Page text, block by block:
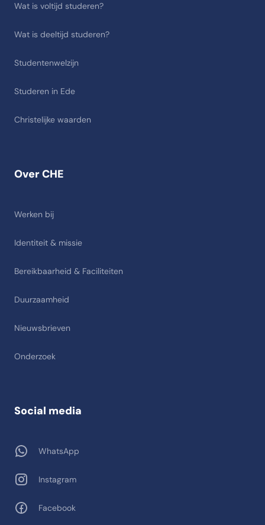
Over CHE
Werken bij
Identiteit & missie
Bereikbaarheid & Faciliteiten
Duurzaamheid
Nieuwsbrieven
Onderzoek
Wat is voltijd studeren?
Wat is deeltijd studeren?
Studentenwelzijn
Studeren in Ede
Christelijke waarden
Social media
WhatsApp
Instagram
Facebook